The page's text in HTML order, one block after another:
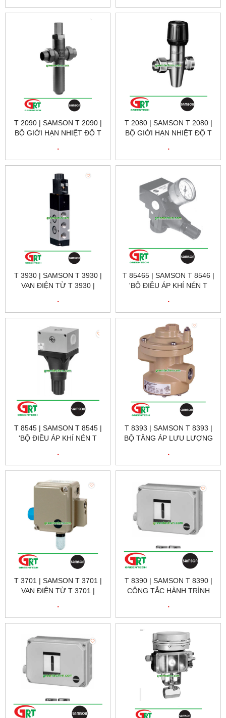
T 2090 | SAMSON T 2090 |
BỘ GIỚI HẠN NHIỆT ĐỘ T
.
T 2080 | SAMSON T 2080 |
BỘ GIỚI HẠN NHIỆT ĐỘ T
.
T 3930 | SAMSON T 3930 |
VAN ĐIỆN TỪ T 3930 |
.
T 85465 | SAMSON T 8546 |
'BỘ ĐIỀU ÁP KHÍ NÉN T
.
T 8545 | SAMSON T 8545 |
'BỘ ĐIỀU ÁP KHÍ NÉN T
.
T 8393 | SAMSON T 8393 |
BỘ TĂNG ÁP LƯU LƯỢNG
.
T 3701 | SAMSON T 3701 |
VAN ĐIỆN TỪ T 3701 |
.
T 8390 | SAMSON T 8390 |
CÔNG TẮC HÀNH TRÌNH
.